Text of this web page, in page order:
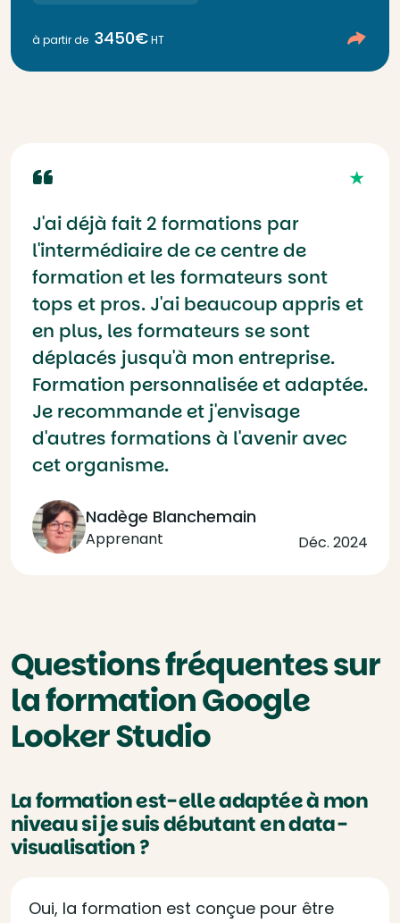
à partir de 3450€HT
J'ai déjà fait 2 formations par
l'intermédiaire de ce centre de
formation et les formateurs sont
tops et pros. J'ai beaucoup appris et
en plus, les formateurs se sont
déplacés jusqu'à mon entreprise.
Formation personnalisée et adaptée.
Je recommande et j'envisage
d'autres formations à l'avenir avec
cet organisme.
Nadège Blanchemain
Apprenant Déc. 2024
Questions fréquentes sur
la formation Google
Looker Studio
La formation est-elle adaptée à mon
niveau si je suis débutant en data-
visualisation ?
Oui, la formation est conçue pour être